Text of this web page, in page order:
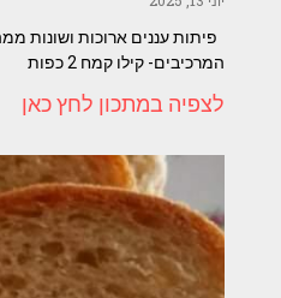
פיתות עננים ארוכות ושונות
המרכיבים- קילו קמח 2 כפות
לצפיה במתכון לחץ כאן